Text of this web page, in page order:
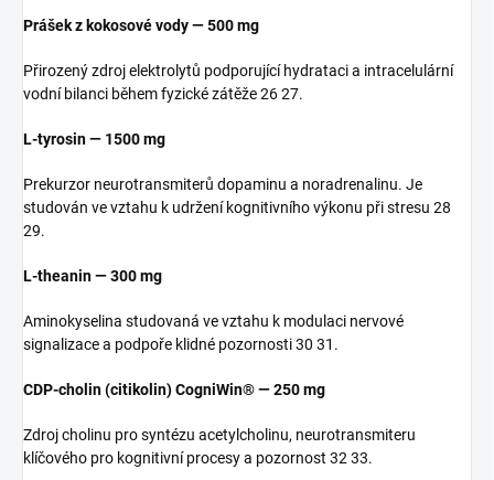
Prášek z kokosové vody — 500 mg
Přirozený zdroj elektrolytů podporující hydrataci a intracelulární
vodní bilanci během fyzické zátěže 26 27.
L-tyrosin — 1500 mg
Prekurzor neurotransmiterů dopaminu a noradrenalinu. Je
studován ve vztahu k udržení kognitivního výkonu při stresu 28
29.
L-theanin — 300 mg
Aminokyselina studovaná ve vztahu k modulaci nervové
signalizace a podpoře klidné pozornosti 30 31.
CDP-cholin (citikolin) CogniWin® — 250 mg
Zdroj cholinu pro syntézu acetylcholinu, neurotransmiteru
klíčového pro kognitivní procesy a pozornost 32 33.